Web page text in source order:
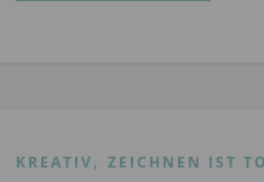
KREATIV, ZEICHNEN IST